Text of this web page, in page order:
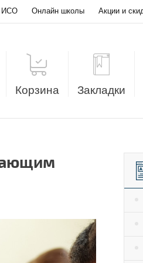
ИСО Онлайн школы Акции и
Корзина Закладки